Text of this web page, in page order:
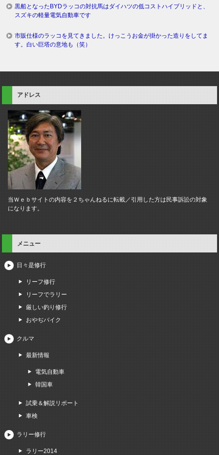
黒船となったBYDラッコの対抗馬はダイハツの低コストハイブリッドと、
スズキの軽量電気自動車です
市販仕様のラッコを見てきました。けっこうお金が掛かった造りをしてま
す。白い巨塔の意地も（笑）
アドレス
当Ｗｅｂサイトの内容を２ちゃんねるに転載／引用した方は民事訴訟の対象
になります。
メニュー
日々是修行
リーフ修行
リーフでラリー
厳しい釣り修行
おやぢバイク
クルマ
最新情報
電気自動車
韓国車
試乗＆解説リポート
車検
ラリー修行
ラリー2014